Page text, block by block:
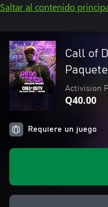
Saltar al contenido
Call of
Activision
Q40.00
Requiere un juego